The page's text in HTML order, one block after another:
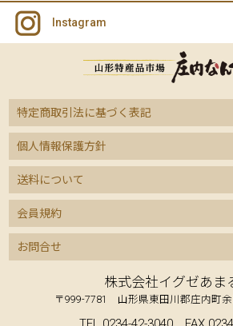
Instagram
特定商取引法に基づく表記
個人情報保護方針
送料について
会員規約
お問合せ
株式会社イグゼあま
〒999-7781 山形県東田川郡庄内町余